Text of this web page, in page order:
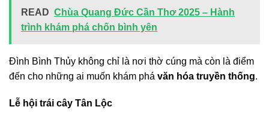
READ Chùa Quang Đức Cần Thơ 2025 – Hành
trình khám phá chốn bình yên
Đình Bình Thủy không chỉ là nơi thờ cúng mà còn là điểm
đến cho những ai muốn khám phá văn hóa truyền thống.
Lễ hội trái cây Tân Lộc